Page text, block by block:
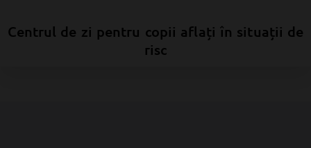
Centrul de zi pentru copii aflați în situații de
risc